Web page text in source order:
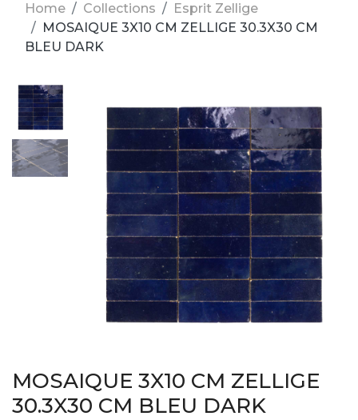
Home Collections
Esprit Zellige
MOSAIQUE 3X10 CM ZELLIGE 30.3X30 CM
BLEU DARK
MOSAIQUE 3X10 CM ZELLIGE
30.3X30 CM BLEU DARK